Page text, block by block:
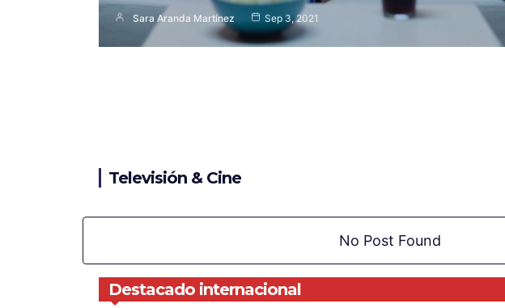
Sara Aranda Martínez Sep 3, 2021
Televisión & Cine
No Post Found
Destacado internacional